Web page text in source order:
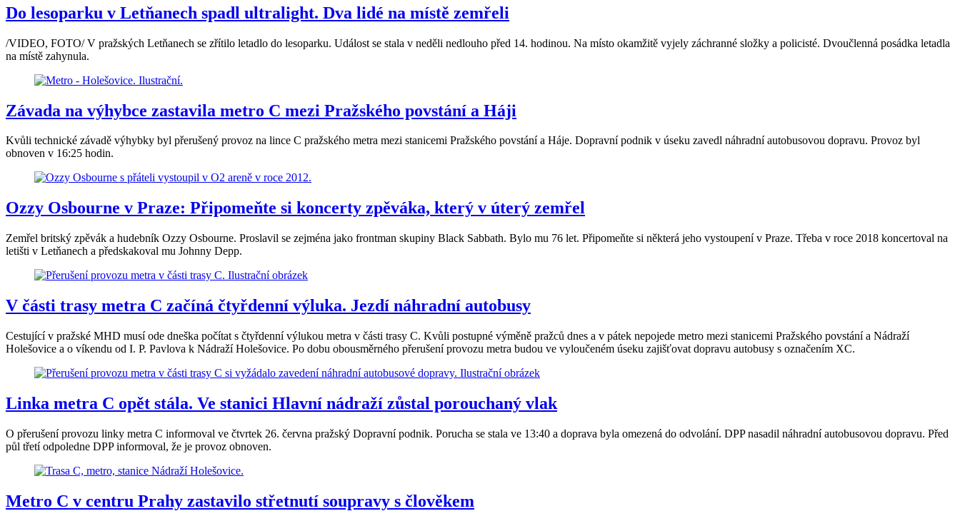
Do lesoparku v Letňanech spadl ultralight. Dva lidé na místě zemřeli
/VIDEO, FOTO/ V pražských Letňanech se zřítilo letadlo do lesoparku. Událost se stala v neděli nedlouho před 14. hodinou. Na místo okamžitě vyjely záchranné složky a policisté. Dvoučlenná posádka letadla
na místě zahynula.
Závada na výhybce zastavila metro C mezi Pražského povstání a Háji
Kvůli technické závadě výhybky byl přerušený provoz na lince C pražského metra mezi stanicemi Pražského povstání a Háje. Dopravní podnik v úseku zavedl náhradní autobusovou dopravu. Provoz byl
obnoven v 16:25 hodin.
Ozzy Osbourne v Praze: Připomeňte si koncerty zpěváka, který v úterý zemřel
Zemřel britský zpěvák a hudebník Ozzy Osbourne. Proslavil se zejména jako frontman skupiny Black Sabbath. Bylo mu 76 let. Připomeňte si některá jeho vystoupení v Praze. Třeba v roce 2018 koncertoval na
letišti v Letňanech a předskakoval mu Johnny Depp.
V části trasy metra C začíná čtyřdenní výluka. Jezdí náhradní autobusy
Cestující v pražské MHD musí ode dneška počítat s čtyřdenní výlukou metra v části trasy C. Kvůli postupné výměně pražců dnes a v pátek nepojede metro mezi stanicemi Pražského povstání a Nádraží
Holešovice a o víkendu od I. P. Pavlova k Nádraží Holešovice. Po dobu obousměrného přerušení provozu metra budou ve vyloučeném úseku zajišťovat dopravu autobusy s označením XC.
Linka metra C opět stála. Ve stanici Hlavní nádraží zůstal porouchaný vlak
O přerušení provozu linky metra C informoval ve čtvrtek 26. června pražský Dopravní podnik. Porucha se stala ve 13:40 a doprava byla omezená do odvolání. DPP nasadil náhradní autobusovou dopravu. Před
půl třetí odpoledne DPP informoval, že je provoz obnoven.
Metro C v centru Prahy zastavilo střetnutí soupravy s člověkem